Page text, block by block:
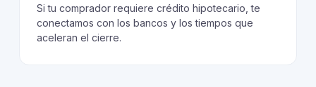
Si tu comprador requiere crédito hipotecario, te
conectamos con los bancos y los tiempos que
aceleran el cierre.